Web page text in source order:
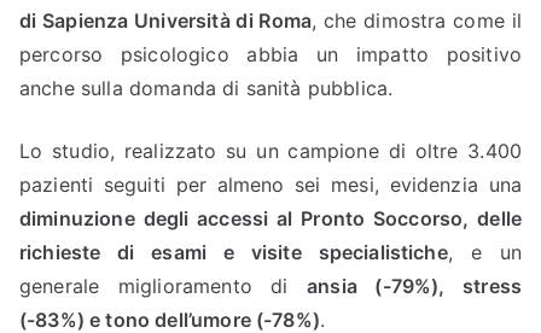
di Sapienza Università di Roma, che dimostra come il
percorso psicologico abbia un impatto positivo
anche sulla domanda di sanità pubblica.
Lo studio, realizzato su un campione di oltre 3.400
pazienti seguiti per almeno sei mesi, evidenzia una
diminuzione degli accessi al Pronto Soccorso, delle
richieste di esami e visite specialistiche, e un
generale miglioramento diansia (-79%), stress
(-83%) e tono dell’umore (-78%).